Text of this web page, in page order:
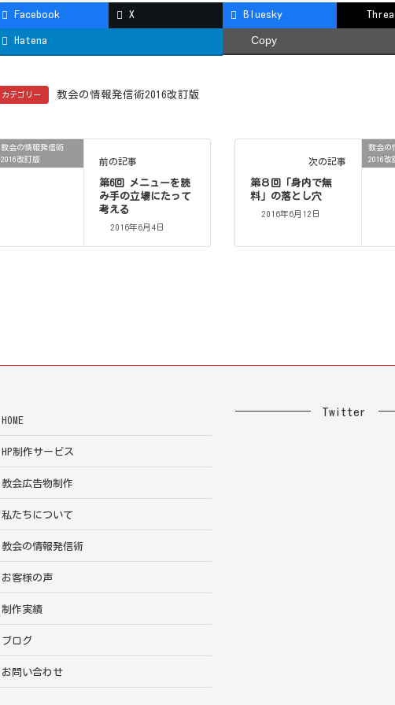
Facebook X Bluesky
Hatena Copy
カテゴリー 教会の情報発信術2016改訂版
教会の情報発信術
2016改訂版
前の記事
第6回 メニューを読
み手の立場にたって
考える
2016年6月4日
教会の
2016改
次の記事
第８回「身内で無
料」の落とし穴
2016年6月12日
HOME
HP制作サービス
教会広告物制作
私たちについて
教会の情報発信術
お客様の声
制作実績
ブログ
お問い合わせ
Twitter